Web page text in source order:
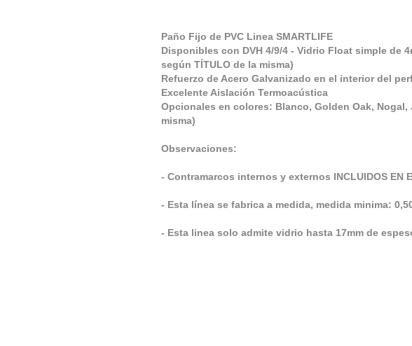
Paño Fijo de PVC Linea SMARTLIFE
Disponibles con DVH 4/9/4 - Vidrio Float simple de
según TÍTULO de la misma)
Refuerzo de Acero Galvanizado en el interior del
Excelente Aislación Termoacústica
Opcionales en colores: Blanco, Golden Oak,
misma)
Observaciones:
- Contramarcos internos y externos INCLUIDOS EN
- Esta línea se fabrica a medida, medida minima:
- Esta linea solo admite vidrio hasta 17mm de